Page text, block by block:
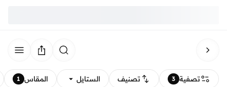
تصفية 3 تصنيف الستايل المقاس 1